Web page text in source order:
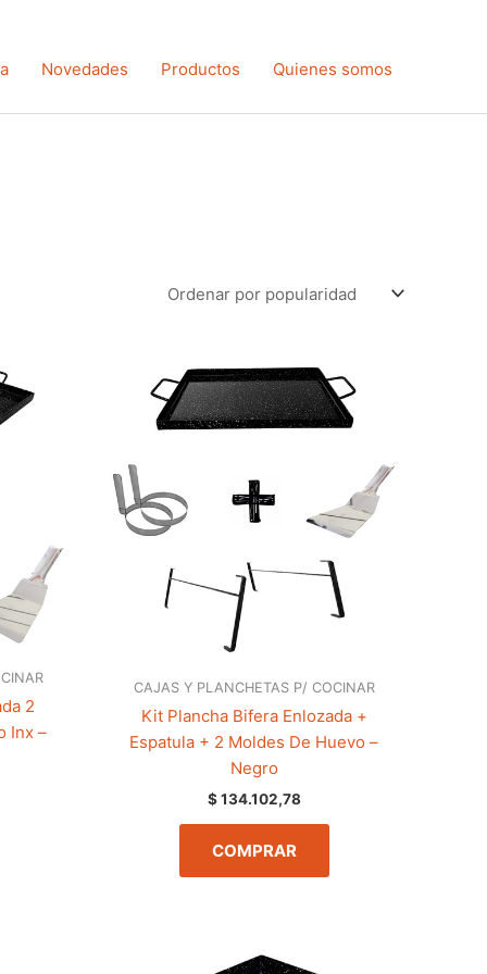
Novedades Productos Quienes somos
2
Inx –
CAJAS Y PLANCHETAS P/ COCINAR
Kit Plancha Bifera Enlozada +
Espatula + 2 Moldes De Huevo –
Negro
$134.102,78
COMPRAR